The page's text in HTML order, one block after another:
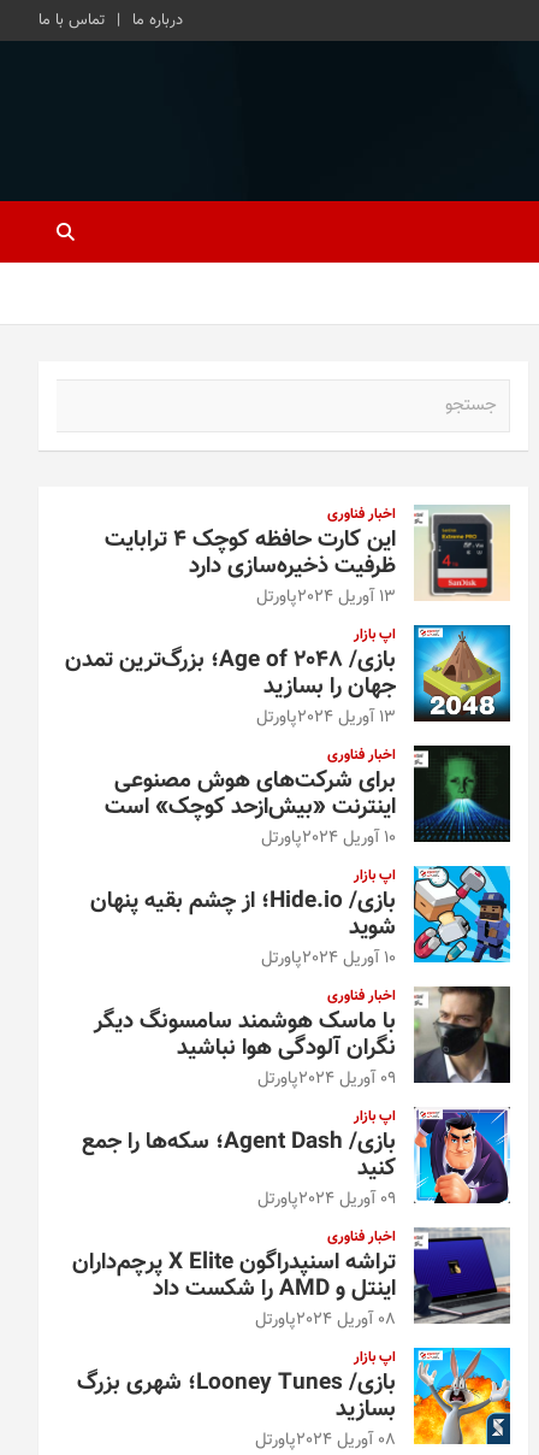
درباره ما تماس با ما
اخبار فناوری
این کارت حافظه کوچک ۴ ترابایت
ظرفیت ذخیره‌سازی دارد
13 آوریل 2024 پاورتل
اپ بازار
بازی/ Age of 2048؛ بزرگ‌ترین تمدن
جهان را بسازید
13 آوریل 2024 پاورتل
اخبار فناوری
برای شرکت‌های هوش مصنوعی
اینترنت «بیش‌از‌حد کوچک» است
10 آوریل 2024 پاورتل
اپ بازار
بازی/ Hide.io؛ از چشم بقیه پنهان
شوید
10 آوریل 2024 پاورتل
اخبار فناوری
با ماسک هوشمند سامسونگ دیگر
نگران آلودگی هوا نباشید
09 آوریل 2024 پاورتل
اپ بازار
بازی/ Agent Dash؛ سکه‌ها را جمع
کنید
09 آوریل 2024 پاورتل
اخبار فناوری
تراشه اسنپدراگون X Elite پرچم‌داران
اینتل و AMD را شکست داد
08 آوریل 2024 پاورتل
اپ بازار
بازی/ Looney Tunes؛ شهری بزرگ
بسازید
08 آوریل 2024 پاورتل